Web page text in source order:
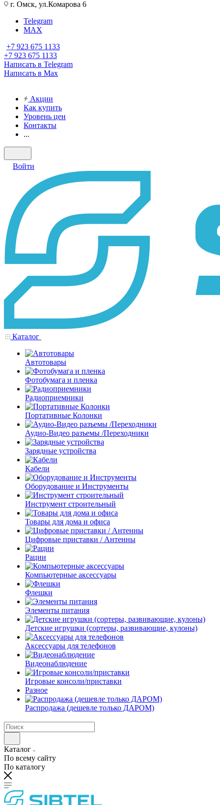
г. Омск, ул.Комарова 6
Telegram
MAX
+7 923 675 1133
+7 923 675 1133
Написать в Telegram
Написать в Max
Акции
Как купить
Уровень цен
Контакты
...
Войти
Каталог
Автотовары
Фотобумага и пленка
Радиоприемники
Портативные Колонки
Аудио-Видео разъемы /Переходники
Зарядные устройства
Кабели
Оборудование и Инструменты
Инструмент строительный
Товары для дома и офиса
Цифровые приставки / Антенны
Рации
Компьютерные аксессуары
Флешки
Элементы питания
Детские игрушки (сортеры, развивающие, кулоны)
Аксессуары для телефонов
Видеонаблюдение
Игровые консоли/приставки
Разное
Распродажа (дешевле только ДАРОМ)
Каталог
По всему сайту
По каталогу